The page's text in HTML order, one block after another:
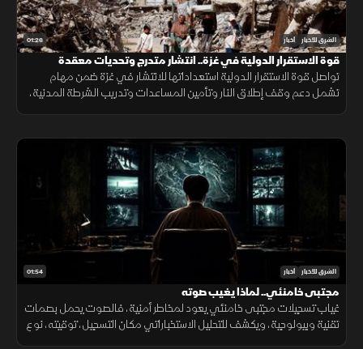
01:26 الشرق للأخبار أخبار
قوة الاستقرار الدولية في غزة.. انتشار متدرج وتحديات معقدة
تواصل قوة الاستقرار الدولية استعداداتها للانتشار في غزة ضمن مهام
تشمل دعم وقف إطلاق النار وتأمين المساعدات وتدريب الشرطة المدنية،
01:54 الشرق للأخبار أخبار
مجتبى خامنئي.. لماذا يغيب صوته
غياب تسجيلات مجتبى خامنئي يعود لمخاطر أمنية، فالصوت يحمل بصمات
تقنية وبيولوجية، ويكشف للتحليل الاستخباراتي مكان التسجيل، توقيته، نوع